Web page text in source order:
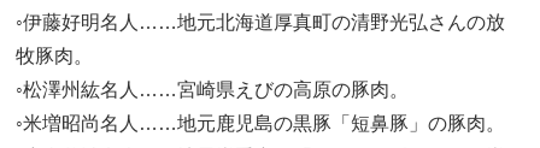
◦伊藤好明名人……地元北海道厚真町の清野光弘さんの放
牧豚肉。
◦松澤州紘名人……宮崎県えびの高原の豚肉。
◦米増昭尚名人……地元鹿児島の黒豚「短鼻豚」の豚肉。